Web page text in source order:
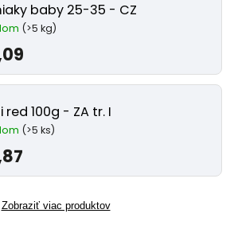
baby 25-35 - CZ
(>5 kg)
red 100g - ZA tr. I
(>5 ks)
Zobraziť viac produktov